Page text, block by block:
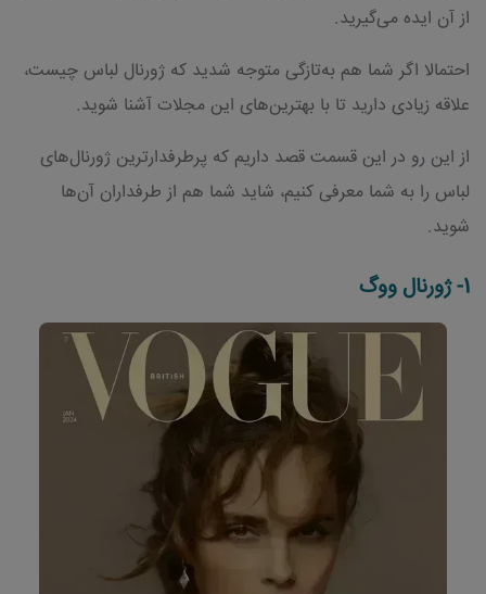
از آن ایده می‌گیرید.
احتمالا اگر شما هم به‌تازگی متوجه شدید که ژورنال لباس چیست،
علاقه زیادی دارید تا با بهترین‌های این مجلات آشنا شوید.
از این رو در این قسمت قصد داریم که پرطرفدارترین ژورنال‌های
لباس را به شما معرفی کنیم، شاید شما هم از طرفداران آن‌ها
شوید.
1- ژورنال ووگ